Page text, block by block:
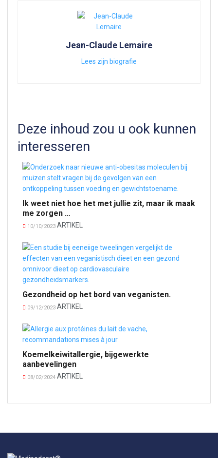
Jean-Claude Lemaire
Lees zijn biografie
Deze inhoud zou u ook kunnen
interesseren
Ik weet niet hoe het met jullie zit, maar ik maak
me zorgen …
10/10/2023 ARTIKEL
Gezondheid op het bord van veganisten.
09/12/2023 ARTIKEL
Koemelkeiwitallergie, bijgewerkte
aanbevelingen
08/02/2024 ARTIKEL